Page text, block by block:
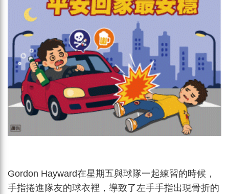
Gordon Hayward在星期五與球隊一起練習的時候，
手指捲進隊友的球衣裡，導致了左手手指出現骨折的